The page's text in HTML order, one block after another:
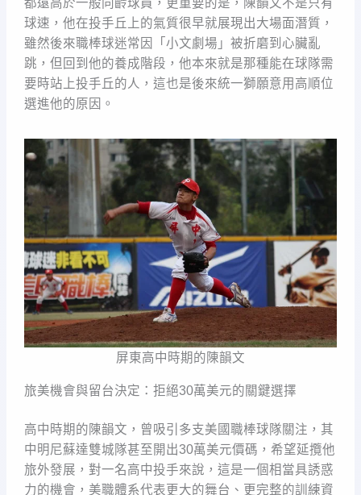
都遠高於一般同齡球員，更重要的是，陳韻文不是只有
球速，他在投手丘上的氣質很早就展現出大場面潛質，
雖然後來職棒球迷常因「小文劇場」被折磨到心臟亂
跳，但回到他的養成階段，他本來就是那種能在球隊需
要時站上投手丘的人，這也是後來統一獅願意用高順位
選進他的原因。
屏東高中時期的陳韻文
旅美機會與留台決定：拒絕30萬美元的關鍵選擇
高中時期的陳韻文，曾吸引多支美國職棒球隊關注，其
中明尼蘇達雙城隊甚至開出30萬美元價碼，希望延攬他
旅外發展，對一名高中投手來說，這是一個相當具誘惑
力的機會，美職體系代表更大的舞台、更完整的訓練資